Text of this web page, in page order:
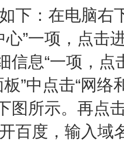
下：在电脑右
心”一项，点击
信息“一项，点
”中点击“网
图所示。再点
百度，输入域